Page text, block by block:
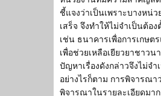
ชี้แจงว่าเป็นเพราะบางหน่
เสร็จ จึงทำให้ไม่จำเป็นต้อ
เช่น ธนาคารเพื่อการเกษ
เพื่อช่วยเหลือเยียวยาชาว
ปัญหาเรื่องดังกล่าวจึงไม่จ
อย่างไรก็ตาม การพิจารณ
พิจารณาในรายละเอียดมาก